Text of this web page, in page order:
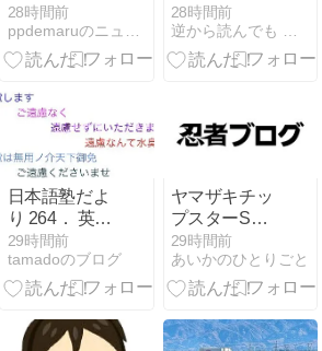
「SHOKZ
OPEN RUN
PRO2」で音
がら周囲の音
も聞こえる
28時間前
ppdemaruのニュース
たのにレイン
コートを着せ
られて一気に
28時間前
逆から読んでも ケンちん家
日本語塾だよ
り 264． 英語
で教える日本
語（4）
29時間前
tamadoのブログ
ヤマザキチッ
プスターSの
りしお味の日
常
29時間前
あいかのひとりごと